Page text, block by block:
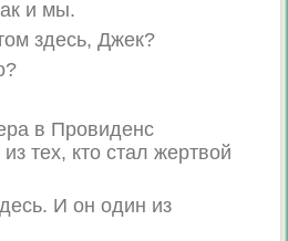
и мы.
здесь, Джек?
в Провиденс
тех, кто стал жертвой
И он один из